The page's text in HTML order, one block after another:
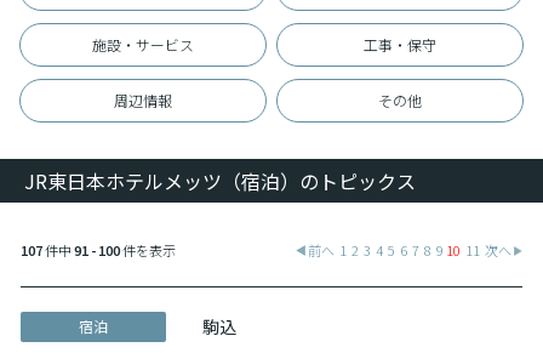
施設・サービス 工事・保守
周辺情報 その他
JR東日本ホテルメッツ（宿泊）のトピックス
107件中91 - 100件を表示 前へ 1 2 3 4 5 6 7 8 9 10 11 次へ
宿泊 駒込